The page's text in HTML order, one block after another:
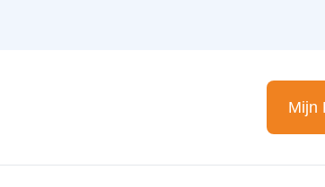
Mijn